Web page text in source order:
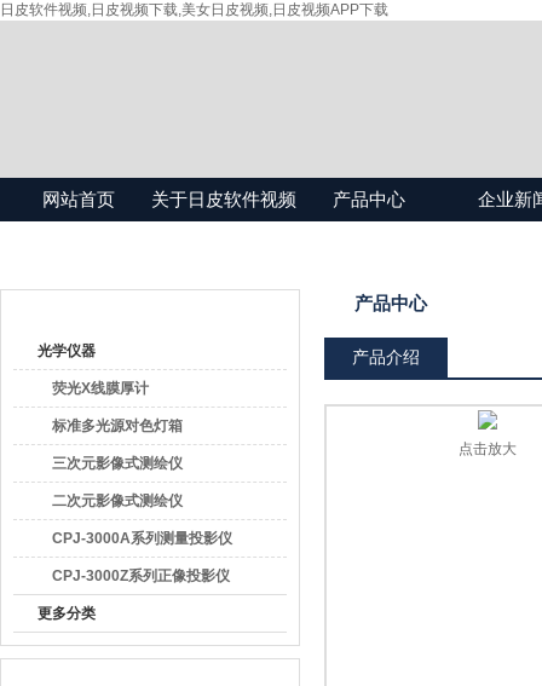
日皮软件视频,日皮视频下载,美女日皮视频,日皮视频APP下载
广东日皮软件视频检测仪器有限公司
网站首页 关于日皮软件视频 产品中心 企业新
光学仪器
荧光X线膜厚计
标准多光源对色灯箱
三次元影像式测绘仪
二次元影像式测绘仪
CPJ-3000A系列测量投影仪
CPJ-3000Z系列正像投影仪
更多分类
产品中心
产品介绍
点击放大